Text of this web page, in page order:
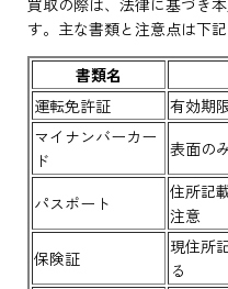
買取の際は、法律に基づき
す。主な書類と注意点は下記
書類名
運転免許証
有効期
マイナンバーカー
ド
表面の
パスポート
住所記
注意
保険証
現住所
る